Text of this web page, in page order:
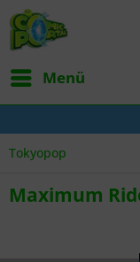
Menü
Tokyopop
Maximum